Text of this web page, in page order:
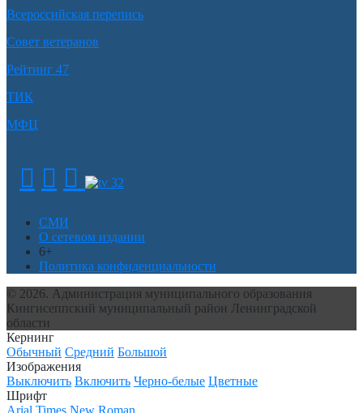
Всероссийская перепись
Совет ветеранов
Рейтинг 47
ТИК
МФЦ
СМИ
О сетевом издании
6+
Политика конфиденциальности
© 2026. Администрация муниципального образования
Кингисеппский муниципальный район Ленинградской
области
Кернинг
Обычный Средний Большой
Изображения
Выключить Включить Черно-белые Цветные
Шрифт